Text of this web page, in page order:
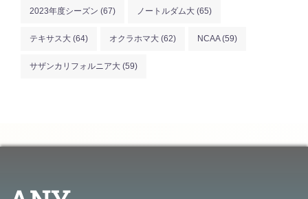
2023年度シーズン (67) ノートルダム大 (65)
テキサス大 (64) オクラホマ大 (62) NCAA(59)
サザンカリフォルニア大 (59)